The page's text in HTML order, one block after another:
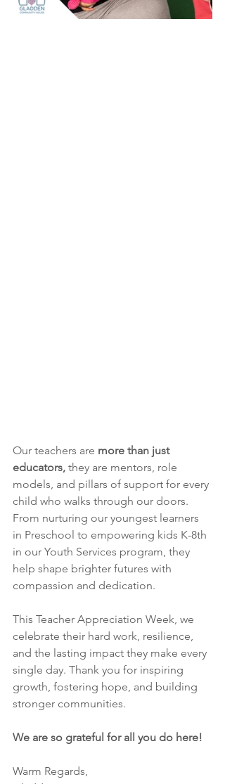
Our teachers are more than just
educators, they are mentors, role
models, and pillars of support for every
child who walks through our doors.
From nurturing our youngest learners
in Preschool to empowering kids K-8th
in our Youth Services program, they
help shape brighter futures with
compassion and dedication.
This Teacher Appreciation Week, we
celebrate their hard work, resilience,
and the lasting impact they make every
single day. Thank you for inspiring
growth, fostering hope, and building
stronger communities.
We are so grateful for all you do here!
Warm Regards,